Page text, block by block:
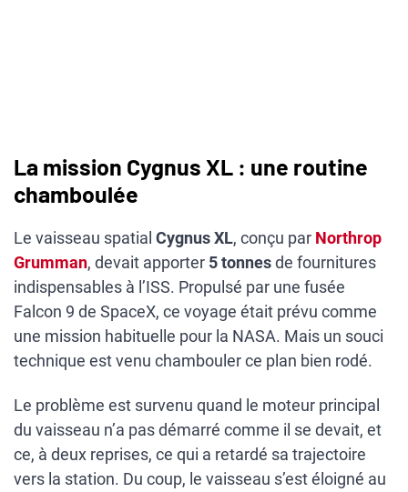
La mission Cygnus XL : une routine
chamboulée
Le vaisseau spatial Cygnus XL, conçu par Northrop
Grumman, devait apporter 5 tonnesde fournitures
indispensables à l’ISS. Propulsé par une fusée
Falcon 9 de SpaceX, ce voyage était prévu comme
une mission habituelle pour la NASA. Mais un souci
technique est venu chambouler ce plan bien rodé.
Le problème est survenu quand le moteur principal
du vaisseau n’a pas démarré comme il se devait, et
ce, à deux reprises, ce qui a retardé sa trajectoire
vers la station. Du coup, le vaisseau s’est éloigné au